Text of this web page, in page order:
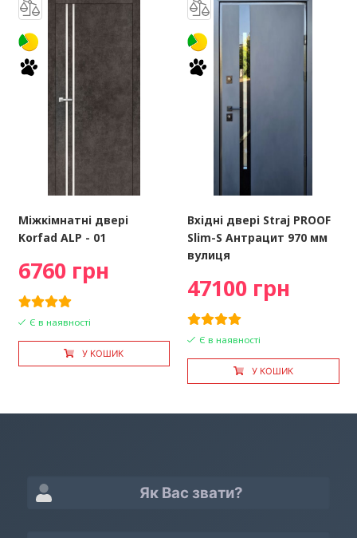
Міжкімнатні двері
Korfad ALP - 01
6760 грн
Є в наявності
У КОШИК
Вхідні двері Straj PROOF
Slim-S Антрацит 970 мм
вулиця
47100 грн
Є в наявності
У КОШИК